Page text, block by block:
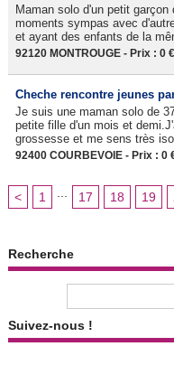
Maman solo d'un petit
moments sympas avec
et ayant des enfants de la
92120 MONTROUGE - Prix : 0
Cheche rencontre jeunes
Je suis une maman solo de
petite fille d'un mois et
grossesse et me sens très
92400 COURBEVOIE - Prix : 0
< 1 17 18 19
Recherche
Suivez-nous !